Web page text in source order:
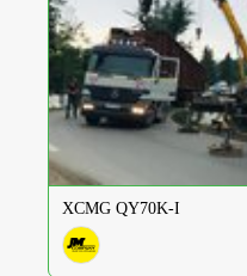
XCMG QY70K-I